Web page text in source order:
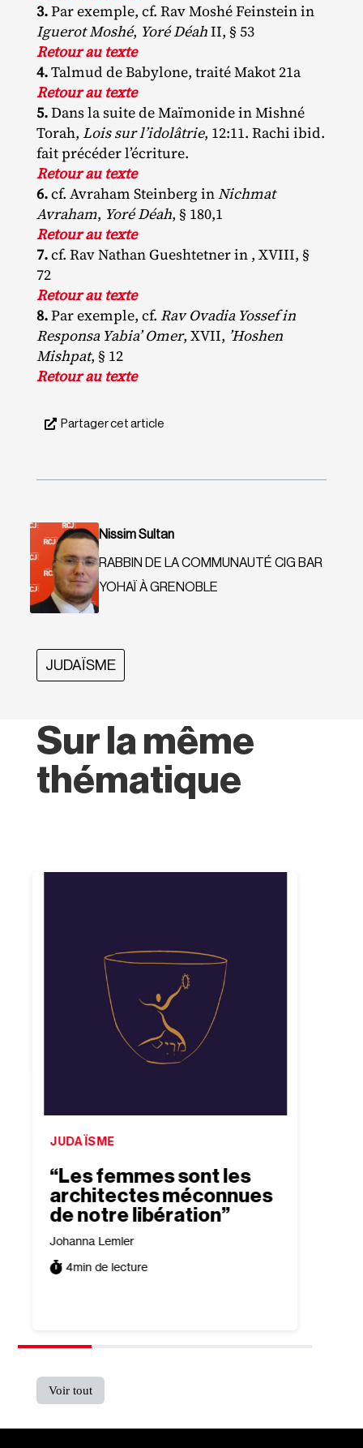
3.Par exemple, cf. Rav Moshé Feinstein in
Iguerot Moshé, Yoré DéahII, § 53
Retour au texte
4.Talmud de Babylone, traité Makot 21a
Retour au texte
5.Dans la suite de Maïmonide in Mishné
Torah, Lois sur l’idolâtrie, 12:11. Rachi ibid.
fait précéder l’écriture.
Retour au texte
6.cf. Avraham Steinberg inNichmat
Avraham, Yoré Déah, § 180,1
Retour au texte
7.cf. Rav Nathan Gueshtetner in , XVIII, §
72
Retour au texte
8.Par exemple, cf. Rav Ovadia Yossef in
Responsa Yabia’ Omer, XVII, ’Hoshen
Mishpat, § 12
Retour au texte
Partager cet article
Nissim Sultan
RABBIN DE LA COMMUNAUTÉ CIG BAR
YOHAÏ À GRENOBLE
JUDAÏSME
Sur la même
thématique
JUDAÏSME
“Les femmes sont les
architectes méconnues
de notre libération”
Johanna Lemler
4min de lecture
Voir tout